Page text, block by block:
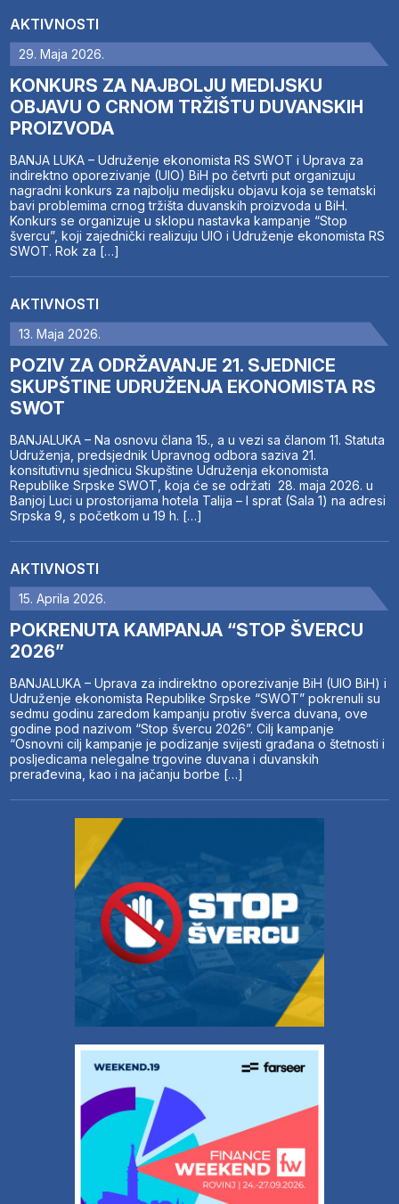
AKTIVNOSTI
29. Maja 2026.
KONKURS ZA NAJBOLJU MEDIJSKU
OBJAVU O CRNOM TRŽIŠTU DUVANSKIH
PROIZVODA
BANJA LUKA – Udruženje ekonomista RS SWOT i Uprava za
indirektno oporezivanje (UIO) BiH po četvrti put organizuju
nagradni konkurs za najbolju medijsku objavu koja se tematski
bavi problemima crnog tržišta duvanskih proizvoda u BiH.
Konkurs se organizuje u sklopu nastavka kampanje “Stop
švercu”, koji zajednički realizuju UIO i Udruženje ekonomista RS
SWOT. Rok za […]
AKTIVNOSTI
13. Maja 2026.
POZIV ZA ODRŽAVANJE 21. SJEDNICE
SKUPŠTINE UDRUŽENJA EKONOMISTA RS
SWOT
BANJALUKA – Na osnovu člana 15., a u vezi sa članom 11. Statuta
Udruženja, predsjednik Upravnog odbora saziva 21.
konsitutivnu sjednicu Skupštine Udruženja ekonomista
Republike Srpske SWOT, koja će se održati 28. maja 2026. u
Banjoj Luci u prostorijama hotela Talija – I sprat (Sala 1) na adresi
Srpska 9, s početkom u 19 h. […]
AKTIVNOSTI
15. Aprila 2026.
POKRENUTA KAMPANJA “STOP ŠVERCU
2026”
BANJALUKA – Uprava za indirektno oporezivanje BiH (UIO BiH) i
Udruženje ekonomista Republike Srpske “SWOT” pokrenuli su
sedmu godinu zaredom kampanju protiv šverca duvana, ove
godine pod nazivom “Stop švercu 2026”. Cilj kampanje
“Osnovni cilj kampanje je podizanje svijesti građana o štetnosti i
posljedicama nelegalne trgovine duvana i duvanskih
prerađevina, kao i na jačanju borbe […]